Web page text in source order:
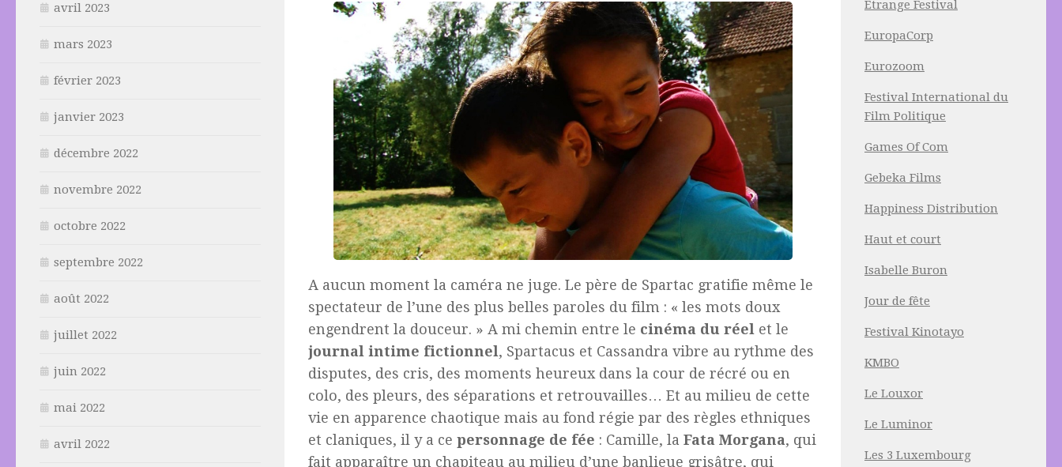
A aucun moment la caméra ne juge. Le père de Spartac gratifie même le
spectateur de l’une des plus belles paroles du film : « les mots doux
engendrent la douceur. » A mi chemin entre le cinéma du réel et le
journal intime fictionnel, Spartacus et Cassandra vibre au rythme des
disputes, des cris, des moments heureux dans la cour de récré ou en
colo, des pleurs, des séparations et retrouvailles… Et au milieu de cette
vie en apparence chaotique mais au fond régie par des règles ethniques
et claniques, il y a ce personnage de fée : Camille, la Fata Morgana, qui
fait apparaître un chapiteau au milieu d’une banlieue grisâtre, qui
avril 2023
mars 2023
février 2023
janvier 2023
décembre 2022
novembre 2022
octobre 2022
septembre 2022
août 2022
juillet 2022
juin 2022
mai 2022
avril 2022
Etrange Festival
EuropaCorp
Eurozoom
Festival International du
Film Politique
Games Of Com
Gebeka Films
Happiness Distribution
Haut et court
Isabelle Buron
Jour de fête
Festival Kinotayo
KMBO
Le Louxor
Le Luminor
Les 3 Luxembourg